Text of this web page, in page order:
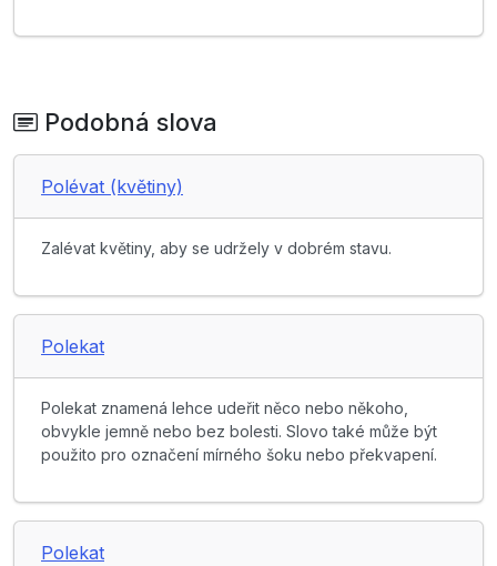
Podobná slova
Polévat (květiny)
Zalévat květiny, aby se udržely v dobrém stavu.
Polekat
Polekat znamená lehce udeřit něco nebo někoho,
obvykle jemně nebo bez bolesti. Slovo také může být
použito pro označení mírného šoku nebo překvapení.
Polekat